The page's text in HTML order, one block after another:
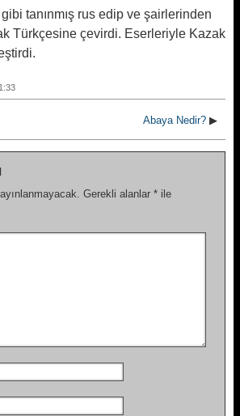
tanınmış rus edip ve şairlerinden
Türkçesine çevirdi. Eserleriyle Kazak
Abaya Nedir? ▶
Gerekli alanlar * ile